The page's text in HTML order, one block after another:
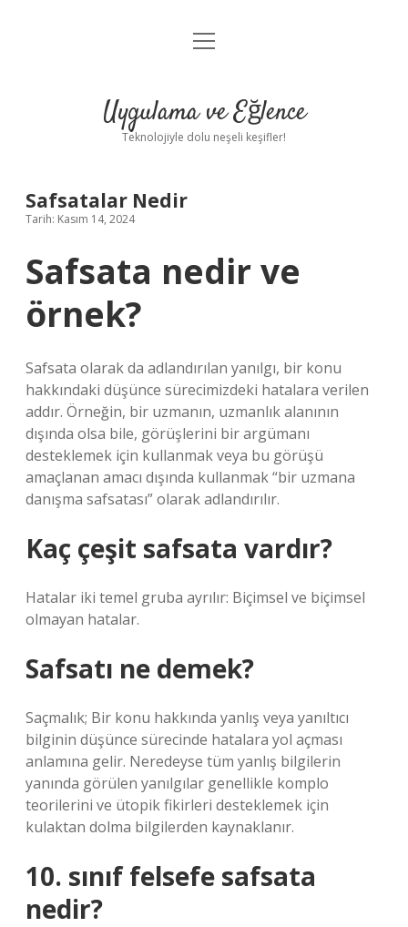
Anasayfa
Yasal Uyarı
menüyü
Uygulama ve Eğlence
Teknolojiyle dolu neşeli keşifler!
Safsatalar Nedir
Tarih: Kasım 14, 2024
Safsata nedir ve
örnek?
Safsata olarak da adlandırılan yanılgı, bir konu
hakkındaki düşünce sürecimizdeki hatalara verilen
addır. Örneğin, bir uzmanın, uzmanlık alanının
dışında olsa bile, görüşlerini bir argümanı
desteklemek için kullanmak veya bu görüşü
amaçlanan amacı dışında kullanmak “bir uzmana
danışma safsatası” olarak adlandırılır.
Kaç çeşit safsata vardır?
Hatalar iki temel gruba ayrılır: Biçimsel ve biçimsel
olmayan hatalar.
Safsatı ne demek?
Saçmalık; Bir konu hakkında yanlış veya yanıltıcı
bilginin düşünce sürecinde hatalara yol açması
anlamına gelir. Neredeyse tüm yanlış bilgilerin
yanında görülen yanılgılar genellikle komplo
teorilerini ve ütopik fikirleri desteklemek için
kulaktan dolma bilgilerden kaynaklanır.
10. sınıf felsefe safsata
nedir?